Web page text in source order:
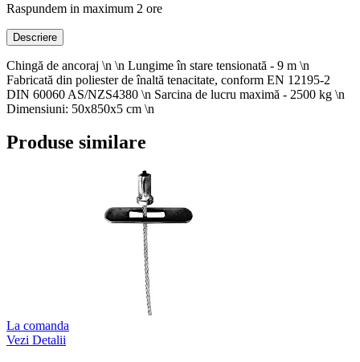
Raspundem in maximum 2 ore
Descriere
Chingă de ancoraj \n \n Lungime în stare tensionată - 9 m \n
Fabricată din poliester de înaltă tenacitate, conform EN 12195-2
DIN 60060 AS/NZS4380 \n Sarcina de lucru maximă - 2500 kg \n
Dimensiuni: 50x850x5 cm \n
Produse similare
La comanda
Vezi Detalii